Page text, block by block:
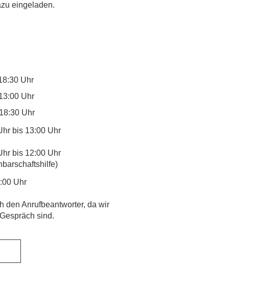
eingeladen.
Uhr
Uhr
Uhr
bis 13:00 Uhr
bis 12:00 Uhr
Uhr
den Anrufbeantworter, da wir
sind.